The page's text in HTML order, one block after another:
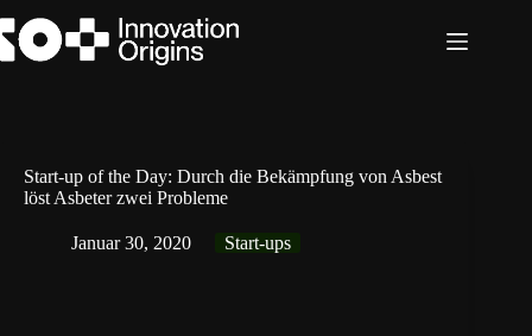
Inhalt
springen
Start-up of the Day: Durch die Bekämpfung von Asbest
löst Asbeter zwei Probleme
Januar 30, 2020 Start-ups